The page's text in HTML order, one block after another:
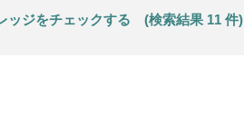
ッジをチェックする (検索結果 11 件)